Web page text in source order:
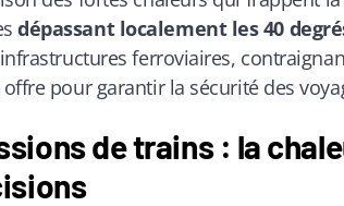
dépassant localement les 40
ferroviaires,
pour garantir la sécurité des
de trains : la